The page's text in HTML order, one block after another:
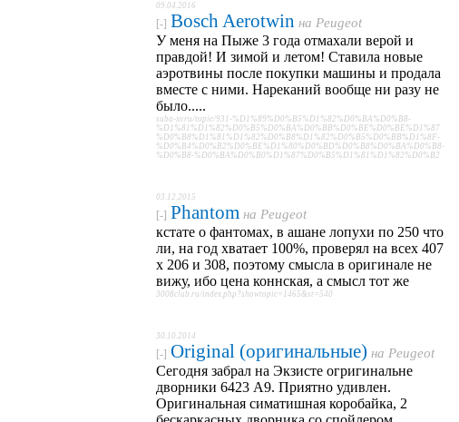
09.04.2016
[-] Bosch Aerotwin на Peugeot
У меня на Пыже 3 года отмахали верой и
правдой! И зимой и летом! Ставила новые
аэротвины после покупки машины и продала
вместе с ними. Нареканий вообще ни разу не
было.....
suba-xv.ru/topic/931-%D1%89%D0%B5%D1%82%D0%BA%D0%B8-
%D1%81%D1%82%D0%B5%D0%BA%D0%BB%D0%BE%D0%BE%D1%87
%D0%B8%D1%81%D1%82%D0%B8%D1%82%D0%B5%D0%BB%D1%8F-
%D0%B4%D0%B2%D0%BE%D1%80%D0%BD%D0%B8%D0%BA%D0%B8-
%D0%B8-%D0%BA%D0%B0%D1%87%D0%B5%D1%81%D1%82%D0%B2
03.12.2015
[-] Phantom на Peugeot
кстате о фантомах, в ашане лопухи по 250 что
ли, на год хватает 100%, проверял на всех 407
х 206 и 308, поэтому смысла в оригинале не
вижу, ибо цена коннская, а смысл тот же
3008club.ru/index.php?showtopic=1465&st=540
30.10.2014
[-] Original (оригинальные) на Peugeot
Сегодня забрал на Экзисте огригинальне
дворники 6423 А9. Приятно удивлен.
Оригинальная симатишная коробайка, 2